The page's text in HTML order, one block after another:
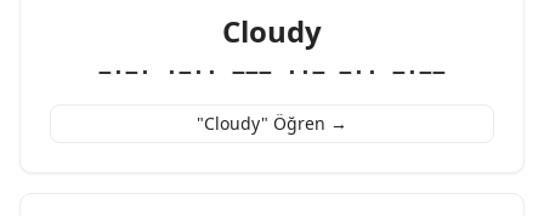
Cloudy
−·−· ·−·· −−− ··− −·· −·−−
"Cloudy" Öğren →